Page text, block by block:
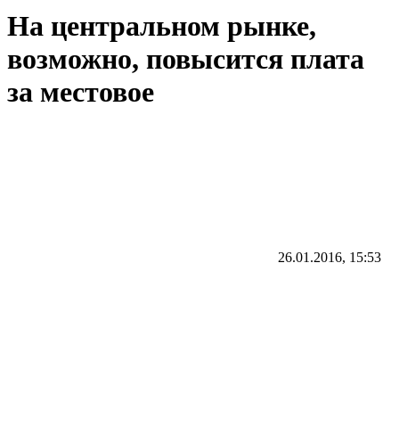
На центральном рынке,
возможно, повысится плата
за местовое
26.01.2016, 15:53